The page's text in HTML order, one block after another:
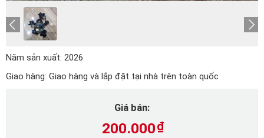
Năm sản xuất: 2026
Giao hàng: Giao hàng và lắp đặt tại nhà trên toàn quốc
Giá bán:
200.000₫